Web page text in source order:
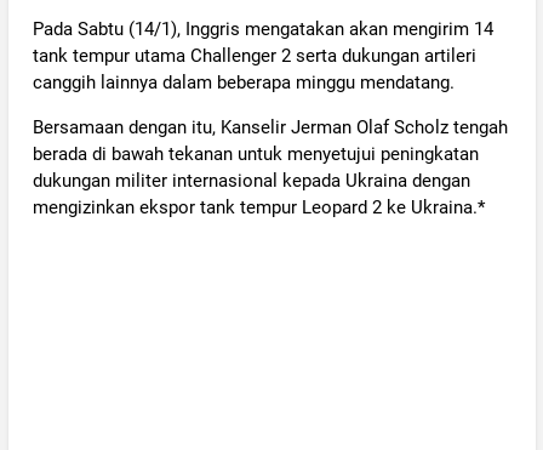
Pada Sabtu (14/1), Inggris mengatakan akan mengirim 14
tank tempur utama Challenger 2 serta dukungan artileri
canggih lainnya dalam beberapa minggu mendatang.
Bersamaan dengan itu, Kanselir Jerman Olaf Scholz tengah
berada di bawah tekanan untuk menyetujui peningkatan
dukungan militer internasional kepada Ukraina dengan
mengizinkan ekspor tank tempur Leopard 2 ke Ukraina.*